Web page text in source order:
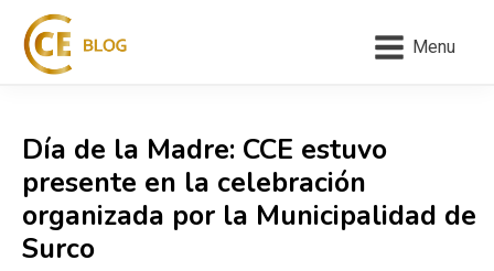
Menu
Día de la Madre: CCE estuvo
presente en la celebración
organizada por la Municipalidad de
Surco